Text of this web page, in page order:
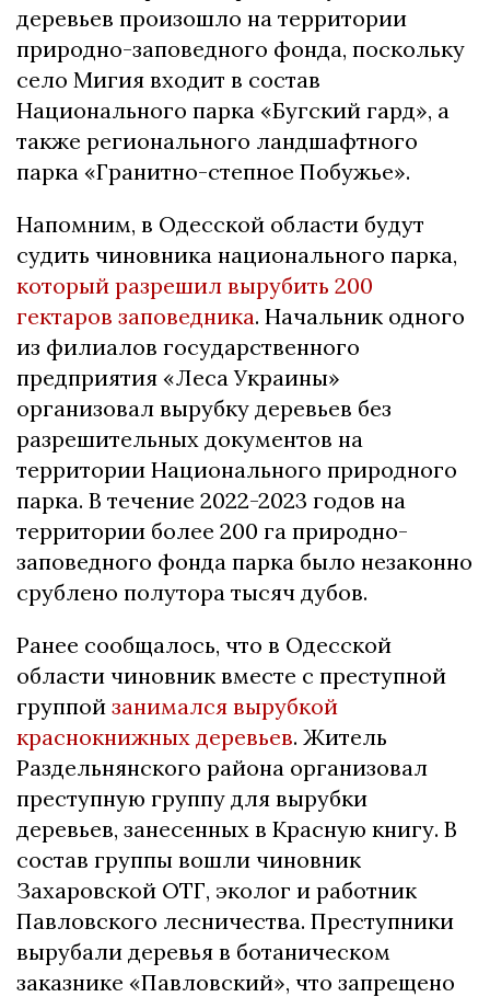
деревьев произошло на территории
природно-заповедного фонда, поскольку
село Мигия входит в состав
Национального парка «Бугский гард», а
также регионального ландшафтного
парка «Гранитно-степное Побужье».
Напомним, в Одесской области будут
судить чиновника национального парка,
который разрешил вырубить 200
гектаров заповедника. Начальник одного
из филиалов государственного
предприятия «Леса Украины»
организовал вырубку деревьев без
разрешительных документов на
территории Национального природного
парка. В течение 2022-2023 годов на
территории более 200 га природно-
заповедного фонда парка было незаконно
срублено полутора тысяч дубов.
Ранее сообщалось, что в Одесской
области чиновник вместе с преступной
группой занимался вырубкой
краснокнижных деревьев. Житель
Раздельнянского района организовал
преступную группу для вырубки
деревьев, занесенных в Красную книгу. В
состав группы вошли чиновник
Захаровской ОТГ, эколог и работник
Павловского лесничества. Преступники
вырубали деревья в ботаническом
заказнике «Павловский», что запрещено